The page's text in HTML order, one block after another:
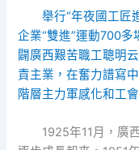
舉行“年夜國工匠
企業“雙進”運動700
闢廣西艱苦職工聰明
責主業，在奮力譜寫
階層主力軍感化和工
1925年11月，廣